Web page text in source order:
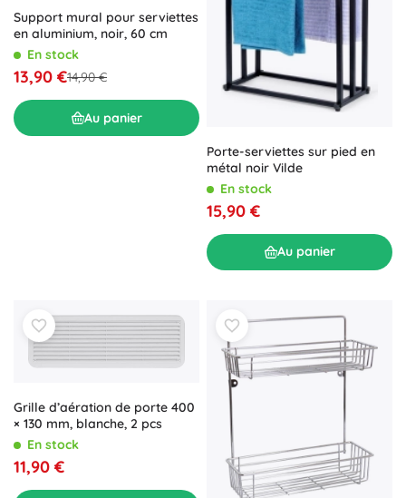
Support mural pour serviettes
en aluminium, noir, 60 cm
En stock
13,90 €14,90 €
Au panier
Porte-serviettes sur pied en
métal noir Vilde
En stock
15,90 €
Au panier
Grille d’aération de porte 400
× 130 mm, blanche, 2 pcs
En stock
11,90 €